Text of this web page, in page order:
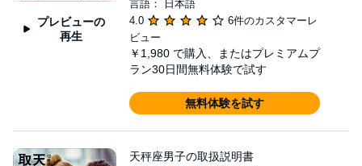
プレビューの
再生
言語： 日本語
4.0
6件のカスタマーレ
ビュー
￥1,980 で購入、またはプレミアムプ
ラン30日間無料体験で試す
無料体験を試す
天秤座男子の取扱説明書